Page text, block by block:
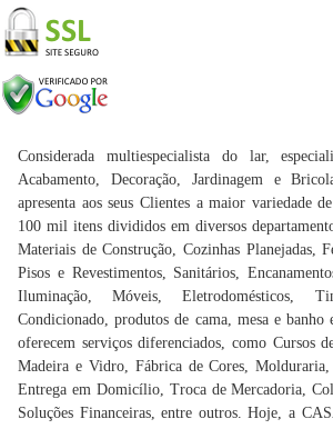
Considerada multiespecialista do lar,
Acabamento, Decoração, Jardinagem e
apresenta aos seus Clientes a maior variedade
100 mil itens divididos em diversos
Materiais de Construção, Cozinhas Planejadas,
Pisos e Revestimentos, Sanitários,
Iluminação, Móveis, Eletrodomésticos,
Condicionado, produtos de cama, mesa e
oferecem serviços diferenciados, como Cursos
Madeira e Vidro, Fábrica de Cores, Molduraria,
Entrega em Domicílio, Troca de Mercadoria,
Soluções Financeiras, entre outros. Hoje, a